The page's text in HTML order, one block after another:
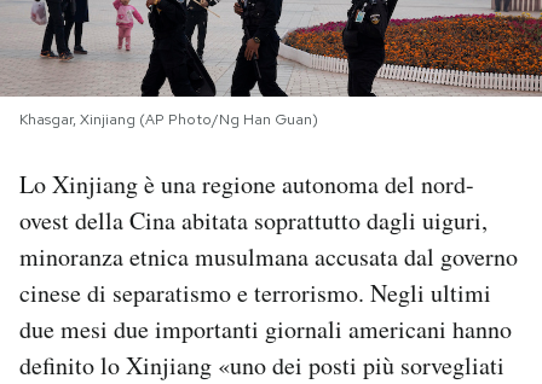
NEWSLETTER
I MIEI PREFERITI
SHOP
CALENDARIO
AREA PERSONALE
Khasgar, Xinjiang (AP Photo/Ng Han Guan)
Lo Xinjiang è una regione autonoma del nord-
ovest della Cina abitata soprattutto dagli uiguri,
minoranza etnica musulmana accusata dal governo
cinese di separatismo e terrorismo. Negli ultimi
due mesi due importanti giornali americani hanno
definito lo Xinjiang «uno dei posti più sorvegliati